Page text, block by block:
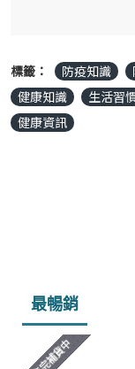
標籤： 防疫知識
健康知識
生活習
健康資訊
最暢銷
售完補貨中